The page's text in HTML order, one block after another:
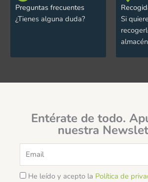
Preguntas frecuentes
¿Tienes alguna duda?
Si
almacén
Entérate de todo.
nuestra
He leído y acepto la Política de